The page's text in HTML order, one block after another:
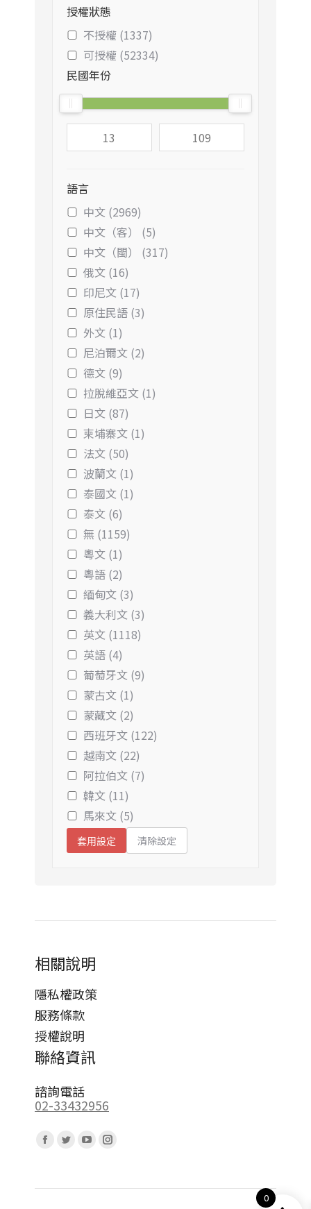
授權狀態
不授權 (1337)
可授權 (52334)
民國年份
語言
中文 (2969)
中文（客） (5)
中文（閩） (317)
俄文 (16)
印尼文 (17)
原住民語 (3)
外文 (1)
尼泊爾文 (2)
德文 (9)
拉脫維亞文 (1)
日文 (87)
柬埔寨文 (1)
法文 (50)
波蘭文 (1)
泰國文 (1)
泰文 (6)
無 (1159)
粵文 (1)
粵語 (2)
緬甸文 (3)
義大利文 (3)
英文 (1118)
英語 (4)
葡萄牙文 (9)
蒙古文 (1)
蒙藏文 (2)
西班牙文 (122)
越南文 (22)
阿拉伯文 (7)
韓文 (11)
馬來文 (5)
套用設定 清除設定
相關說明
隱私權政策
服務條款
授權說明
聯絡資訊
諮詢電話
02-33432956
Facebook
opens
Twitter
opens
YouTube
opens
Instagram
opens
0